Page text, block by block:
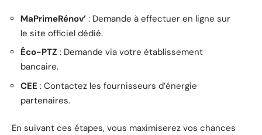
MaPrimeRénov’ : Demande à effectuer en ligne sur
le site officiel dédié.
Éco-PTZ : Demande via votre établissement
bancaire.
CEE : Contactez les fournisseurs d’énergie
partenaires.
En suivant ces étapes, vous maximiserez vos chances